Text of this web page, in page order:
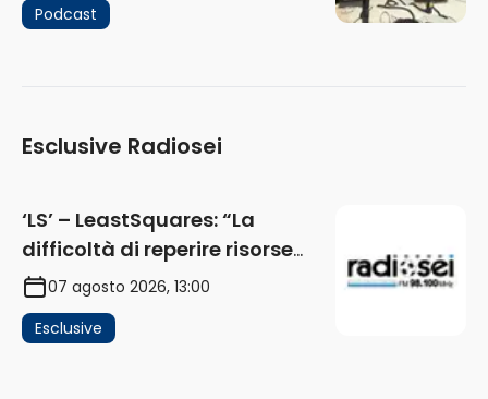
Podcast
Esclusive Radiosei
‘LS’ – LeastSquares: “La
difficoltà di reperire risorse
impatta sul mercato. Senza
investimenti non arrivano i
ricavi” (AUDIO)
07 agosto 2026, 13:00
Esclusive